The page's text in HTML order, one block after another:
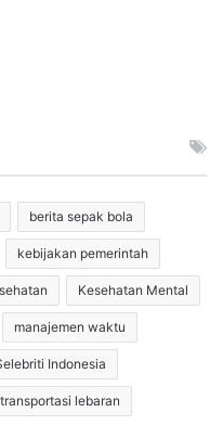
berita sepak bola
kebijakan pemerintah
Kesehatan Mental
manajemen waktu
Indonesia
transportasi lebaran